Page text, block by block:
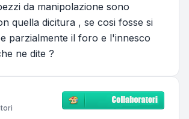
da manipolazione sono
quella dicitura , se cosi fosse si
parzialmente il foro e l'innesco
ne dite ?